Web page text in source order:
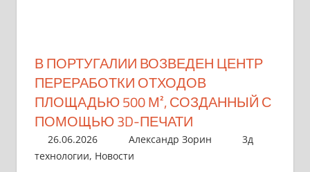
В ПОРТУГАЛИИ ВОЗВЕДЕН ЦЕНТР
ПЕРЕРАБОТКИ ОТХОДОВ
ПЛОЩАДЬЮ 500 М², СОЗДАННЫЙ С
ПОМОЩЬЮ 3D-ПЕЧАТИ
26.06.2026 Александр Зорин
3д
технологии, Новости